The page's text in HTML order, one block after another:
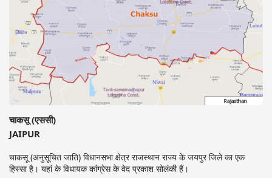
चाकसू (एससी)
JAIPUR
चाकसू (अनुसूचित जाति) विधानसभा क्षेत्र राजस्थान राज्य के जयपुर जिले का एक
हिस्सा है। यहां के विधायक कांग्रेस के वेद प्रकाश सोलंकी हैं।